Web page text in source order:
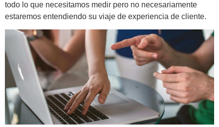
todo lo que necesitamos medir pero no necesariamente
estaremos entendiendo su viaje de experiencia de cliente.